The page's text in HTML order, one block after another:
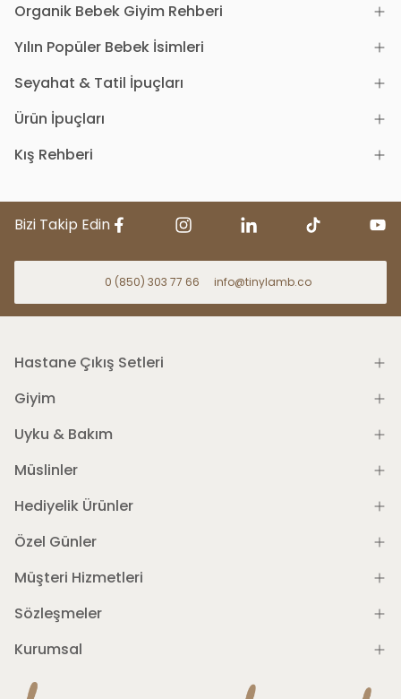
Organik Bebek Giyim Rehberi
Yılın Popüler Bebek İsimleri
Seyahat & Tatil İpuçları
Ürün İpuçları
Kış Rehberi
Bizi Takip Edin
0 (850) 303 77 66 info@tinylamb.co
Hastane Çıkış Setleri
Giyim
Uyku & Bakım
Müslinler
Hediyelik Ürünler
Özel Günler
Müşteri Hizmetleri
Sözleşmeler
Kurumsal